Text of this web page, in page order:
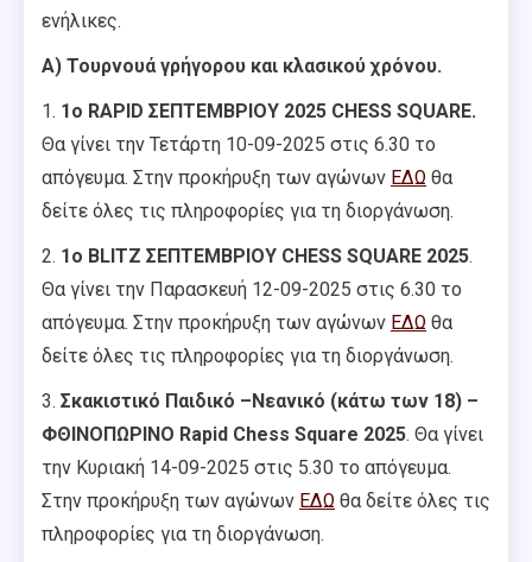
ενήλικες.
Α) Τουρνουά γρήγορου και κλασικού χρόνου.
1. 1o RAPID ΣΕΠΤΕΜΒΡΙΟΥ 2025 CHESS SQUARE.
Θα γίνει την Τετάρτη 10-09-2025 στις 6.30 το
απόγευμα. Στην προκήρυξη των αγώνων ΕΔΩ θα
δείτε όλες τις πληροφορίες για τη διοργάνωση.
2. 1ο BLITZ ΣΕΠΤΕΜΒΡΙΟΥ CHESS SQUARE 2025.
Θα γίνει την Παρασκευή 12-09-2025 στις 6.30 το
απόγευμα. Στην προκήρυξη των αγώνων ΕΔΩ θα
δείτε όλες τις πληροφορίες για τη διοργάνωση.
3. Σκακιστικό Παιδικό –Νεανικό (κάτω των 18) –
ΦΘΙΝΟΠΩΡΙΝΟ Rapid Chess Square 2025. Θα γίνει
την Κυριακή 14-09-2025 στις 5.30 το απόγευμα.
Στην προκήρυξη των αγώνων ΕΔΩ θα δείτε όλες τις
πληροφορίες για τη διοργάνωση.